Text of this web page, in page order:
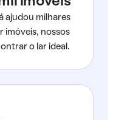
ajudou milhares
imóveis, nossos
o lar ideal.